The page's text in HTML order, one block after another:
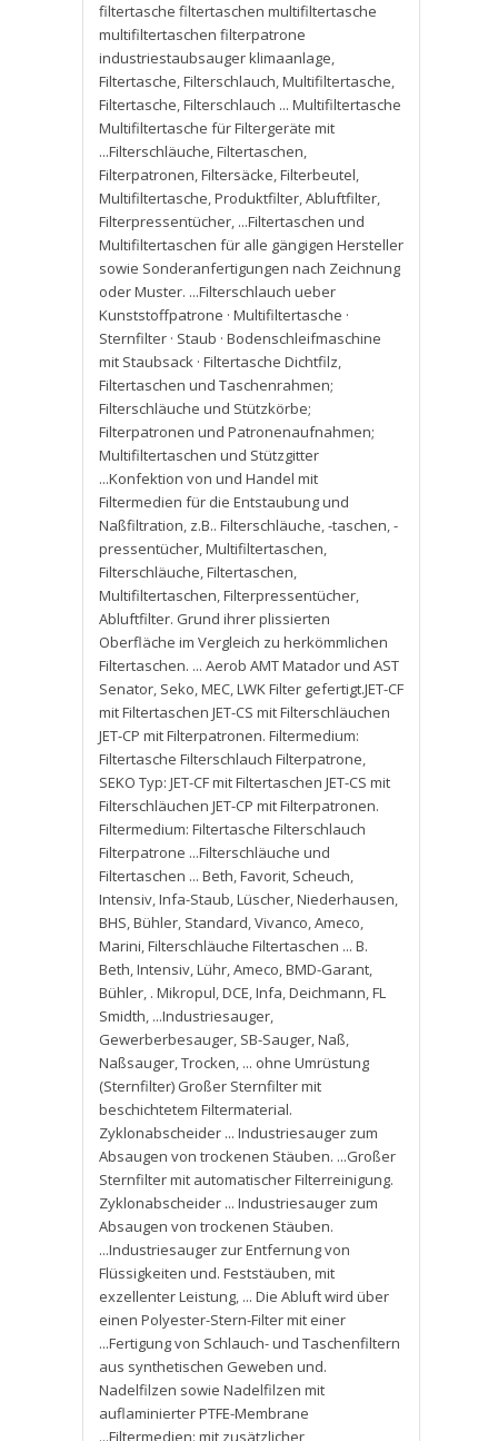
filtertasche filtertaschen multifiltertasche
multifiltertaschen filterpatrone
industriestaubsauger klimaanlage,
Filtertasche,Filterschlauch,Multifiltertasche,
Filtertasche,Filterschlauch ... Multifiltertasche
Multifiltertasche für Filtergeräte mit
...Filterschläuche,Filtertaschen,
Filterpatronen,Filtersäcke,Filterbeutel,
Multifiltertasche,Produktfilter,Abluftfilter,
Filterpressentücher, ...Filtertaschen und
Multifiltertaschen für alle gängigen Hersteller
sowie Sonderanfertigungen nach Zeichnung
oder Muster. ...Filterschlauch ueber
Kunststoffpatrone · Multifiltertasche ·
Sternfilter · Staub · Bodenschleifmaschine
mit Staubsack · Filtertasche Dichtfilz,
Filtertaschen und Taschenrahmen;
Filterschläuche und Stützkörbe;
Filterpatronen und Patronenaufnahmen;
Multifiltertaschen und Stützgitter
...Konfektion von und Handel mit
Filtermedien für die Entstaubung und
Naßfiltration, z.B.. Filterschläuche,-taschen,-
pressentücher,Multifiltertaschen,
Filterschläuche,Filtertaschen,
Multifiltertaschen,Filterpressentücher,
Abluftfilter. Grund ihrer plissierten
Oberfläche im Vergleich zu herkömmlichen
Filtertaschen. ... Aerob AMT Matador und AST
Senator, Seko,MEC,LWK Filter gefertigt.JET-CF
mit Filtertaschen JET-CS mit Filterschläuchen
JET-CP mit Filterpatronen. Filtermedium:
Filtertasche Filterschlauch Filterpatrone,
SEKO Typ: JET-CF mit Filtertaschen JET-CS mit
Filterschläuchen JET-CP mit Filterpatronen.
Filtermedium: Filtertasche Filterschlauch
Filterpatrone ...Filterschläuche und
Filtertaschen ... Beth,Favorit, Scheuch,
Intensiv,Infa-Staub,Lüscher,Niederhausen,
BHS,Bühler, Standard,Vivanco,Ameco,
Marini,Filterschläuche Filtertaschen ... B.
Beth,Intensiv,Lühr,Ameco,BMD-Garant,
Bühler, . Mikropul,DCE,Infa,Deichmann,FL
Smidth, ...Industriesauger,
Gewerberbesauger, SB-Sauger,Naß,
Naßsauger,Trocken, ... ohne Umrüstung
(Sternfilter) Großer Sternfilter mit
beschichtetem Filtermaterial.
Zyklonabscheider ... Industriesauger zum
Absaugen von trockenen Stäuben. ...Großer
Sternfilter mit automatischer Filterreinigung.
Zyklonabscheider ... Industriesauger zum
Absaugen von trockenen Stäuben.
...Industriesauger zur Entfernung von
Flüssigkeiten und. Feststäuben,mit
exzellenter Leistung, ... Die Abluft wird über
einen Polyester-Stern-Filter mit einer
...Fertigung von Schlauch- und Taschenfiltern
aus synthetischen Geweben und.
Nadelfilzen sowie Nadelfilzen mit
auflaminierter PTFE-Membrane
...Filtermedien: mit zusätzlicher